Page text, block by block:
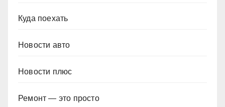
Куда поехать
Новости авто
Новости плюс
Ремонт — это просто